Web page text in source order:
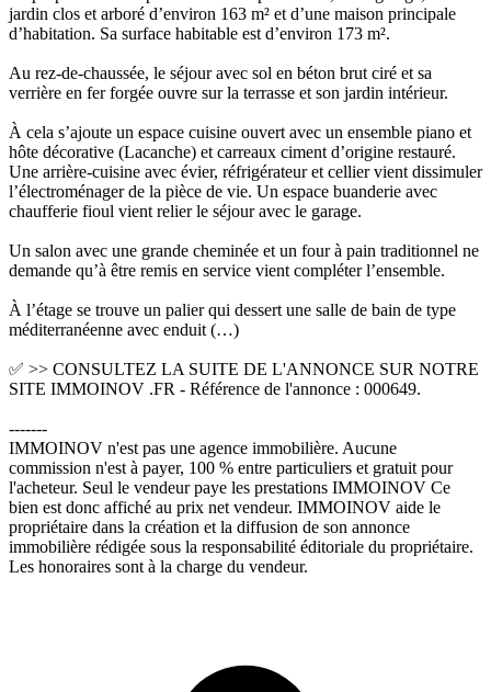
jardin clos et arboré d’environ 163 m² et d’une maison principale
d’habitation. Sa surface habitable est d’environ 173 m².
Au rez-de-chaussée, le séjour avec sol en béton brut ciré et sa
verrière en fer forgée ouvre sur la terrasse et son jardin intérieur.
À cela s’ajoute un espace cuisine ouvert avec un ensemble piano et
hôte décorative (Lacanche) et carreaux ciment d’origine restauré.
Une arrière-cuisine avec évier, réfrigérateur et cellier vient dissimuler
l’électroménager de la pièce de vie. Un espace buanderie avec
chaufferie fioul vient relier le séjour avec le garage.
Un salon avec une grande cheminée et un four à pain traditionnel ne
demande qu’à être remis en service vient compléter l’ensemble.
À l’étage se trouve un palier qui dessert une salle de bain de type
méditerranéenne avec enduit (…)
✅ >> CONSULTEZ LA SUITE DE L'ANNONCE SUR NOTRE
SITE IMMOINOV .FR - Référence de l'annonce : 000649.
-------
IMMOINOV n'est pas une agence immobilière. Aucune
commission n'est à payer, 100 % entre particuliers et gratuit pour
l'acheteur. Seul le vendeur paye les prestations IMMOINOV Ce
bien est donc affiché au prix net vendeur. IMMOINOV aide le
propriétaire dans la création et la diffusion de son annonce
immobilière rédigée sous la responsabilité éditoriale du propriétaire.
Les honoraires sont à la charge du vendeur.